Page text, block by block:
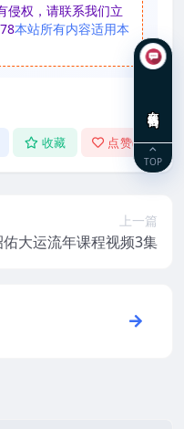
侵权，请联系我们立
本站所有内容适用本
收藏 点赞(0)
上一篇
大运流年课程视频3集
TOP